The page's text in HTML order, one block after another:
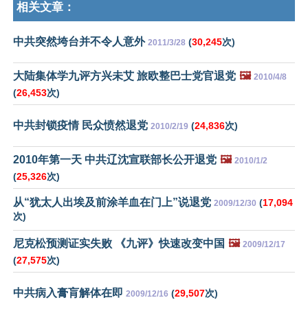
相关文章：
中共突然垮台并不令人意外 2011/3/28 (30,245次)
大陆集体学九评方兴未艾 旅欧整巴士党官退党 🖼️ 2010/4/8
(26,453次)
中共封锁疫情 民众愤然退党 2010/2/19 (24,836次)
2010年第一天 中共辽沈宣联部长公开退党 🖼️ 2010/1/2
(25,326次)
从“犹太人出埃及前涂羊血在门上”说退党 2009/12/30 (17,094
次)
尼克松预测证实失败 《九评》快速改变中国 🖼️ 2009/12/17
(27,575次)
中共病入膏肓解体在即 2009/12/16 (29,507次)